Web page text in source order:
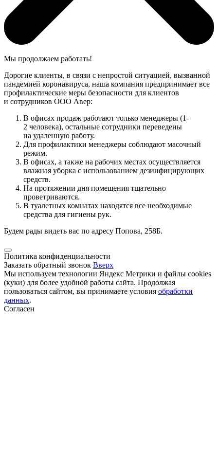
Мы продолжаем работать!
Дорогие клиенты, в связи с непростой ситуацией, вызванной
пандемией коронавируса, наша компания предпринимает все
профилактические меры безопасности для клиентов
и сотрудников ООО Авер:
В офисах продаж работают только менеджеры (1-
2 человека), остальные сотрудники переведены
на удаленную работу.
Для профилактики менеджеры соблюдают масочный
режим.
В офисах, а также на рабочих местах осуществляется
влажная уборка с использованием дезинфицирующих
средств.
На протяжении дня помещения тщательно
проветриваются.
В туалетных комнатах находятся все необходимые
средства для гигиены рук.
Будем рады видеть вас по адресу Попова, 258Б.
Политика конфиденциальности
Заказать обратный звонок Вверх
Мы используем технологии Яндекс Метрики и файлы cookies
(куки) для более удобной работы сайта. Продолжая
пользоваться сайтом, вы принимаете условия обработки
данных.
Согласен